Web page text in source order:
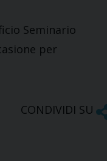
Seminario
per
CONDIVIDI SU